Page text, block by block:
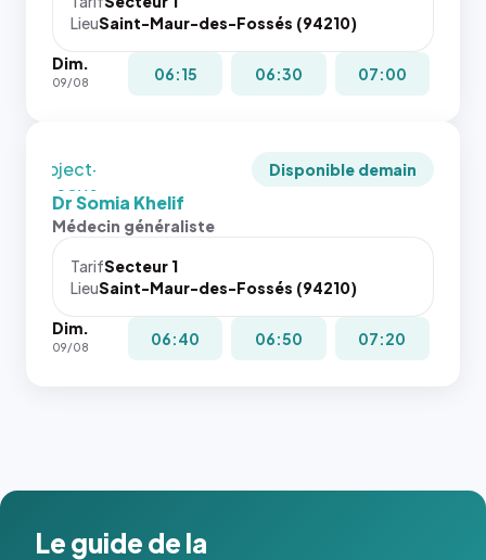
navigateur
pas la
place, et
dernières
images de
l'annuaire
dans ce
cas. #}
LieuSaint-Maur-des-Fossés (94210)
Dim.
09/08 06:15 06:30 07:00
toutes les
puisque la
`object-
fit: cover`.
Sans ces
navigateur
pas la
place, et
Disponible demain
Dr Somia Khelif
Médecin généraliste
TarifSecteur 1
LieuSaint-Maur-des-Fossés (94210)
Dim.
09/08 06:40 06:50 07:20
Le guide de la